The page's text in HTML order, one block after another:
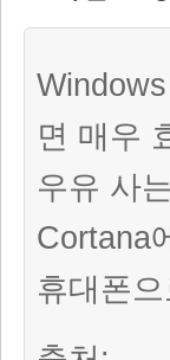
면 매우
우유 사
Cortana
휴대폰